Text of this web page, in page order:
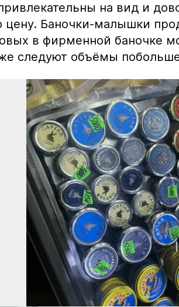
на вид и
цену. Баночки-малышки
в фирменной баночке
следуют объёмы